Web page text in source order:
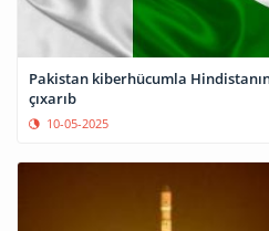
Pakistan kiberhücumla
çıxarıb
10-05-2025